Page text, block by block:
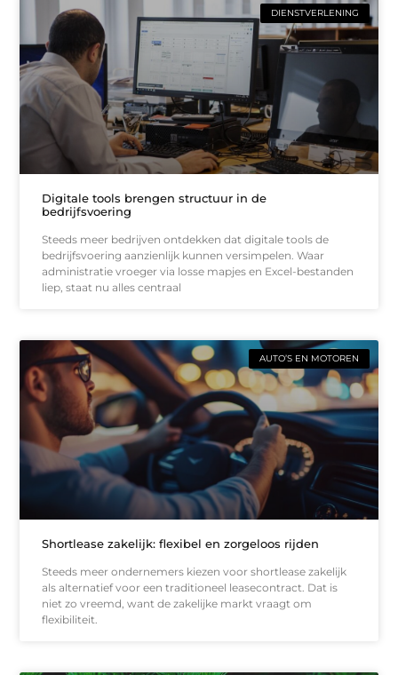
DIENSTVERLENING
Digitale tools brengen structuur in de
bedrijfsvoering
Steeds meer bedrijven ontdekken dat digitale tools de
bedrijfsvoering aanzienlijk kunnen versimpelen. Waar
administratie vroeger via losse mapjes en Excel-bestanden
liep, staat nu alles centraal
AUTO’S EN MOTOREN
Shortlease zakelijk: flexibel en zorgeloos rijden
Steeds meer ondernemers kiezen voor shortlease zakelijk
als alternatief voor een traditioneel leasecontract. Dat is
niet zo vreemd, want de zakelijke markt vraagt om
flexibiliteit.